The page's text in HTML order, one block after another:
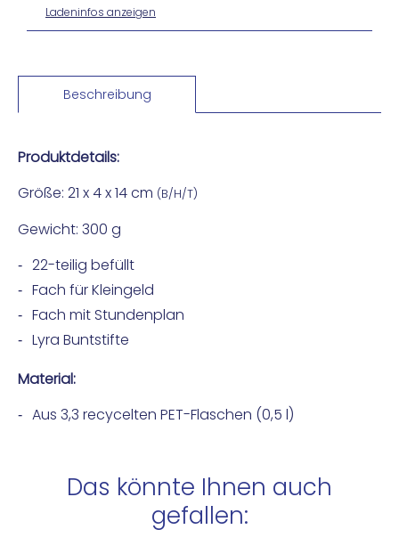
Ladeninfos anzeigen
Beschreibung
Produktdetails:
Größe: 21 x 4 x 14 cm (B/H/T)
Gewicht: 300 g
22-teilig befüllt
Fach für Kleingeld
Fach mit Stundenplan
Lyra Buntstifte
Material:
Aus 3,3 recycelten PET-Flaschen (0,5 l)
Das könnte Ihnen auch
gefallen: